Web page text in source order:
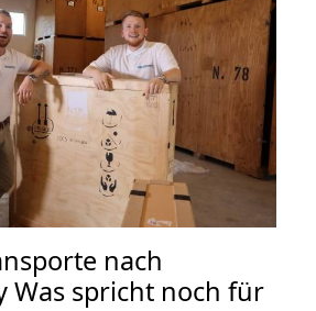
nach
Was spricht noch für